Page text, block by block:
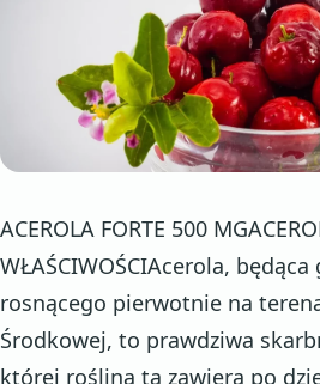
ACEROLA FORTE 500
WŁAŚCIWOŚCIAcerola,
rosnącego pierwotnie na
Środkowej, to prawdziwa
której roślina ta zawiera po